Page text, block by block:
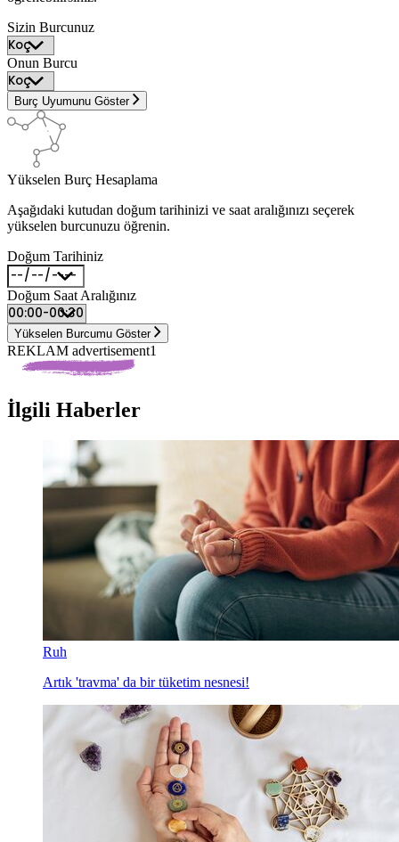
Sizin Burcunuz
Onun Burcu
Burç Uyumunu Göster
Yükselen Burç Hesaplama
Aşağıdaki kutudan doğum tarihinizi ve saat aralığınızı seçerek
yükselen burcunuzu öğrenin.
Doğum Tarihiniz
Doğum Saat Aralığınız
Yükselen Burcumu Göster
REKLAM advertisement1
İlgili Haberler
Ruh
Artık 'travma' da bir tüketim nesnesi!